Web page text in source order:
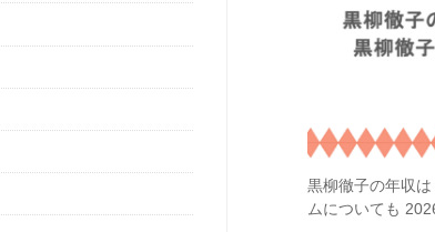
黒柳徹子の年収
ムについても